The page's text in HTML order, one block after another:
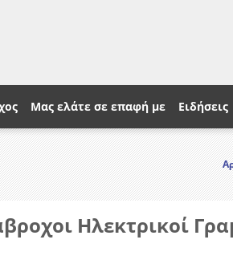
Μας ελάτε σε επαφή με Ειδήσεις
Ηλεκτρικοί